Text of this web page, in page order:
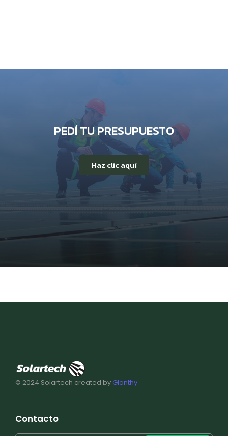
PEDÍ TU PRESUPUESTO
Haz clic aquí
© 2024 Solartech created byGlonthy
Contacto